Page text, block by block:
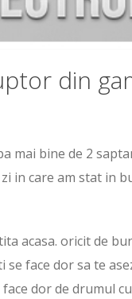
din
mai bine de 2
in care am stat in
acasa. oricit de
face dor sa te
dor de drumul